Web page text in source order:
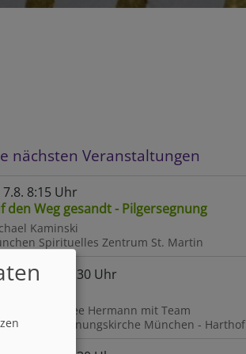
nächsten Veranstaltungen
7.8. 8:15 Uhr
den Weg gesandt - Pilgersegnung
Kaminski
Spirituelles Zentrum St. Martin
10.8. 19-19:30 Uhr
Dorothee Hermann mit Team
Versöhnungskirche München - Harthof